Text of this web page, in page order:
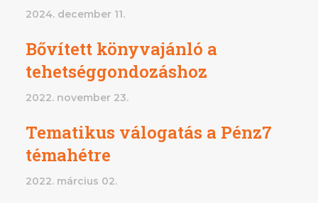
2024. december 11.
Bővített könyvajánló a
tehetséggondozáshoz
2022. november 23.
Tematikus válogatás a Pénz7
témahétre
2022. március 02.